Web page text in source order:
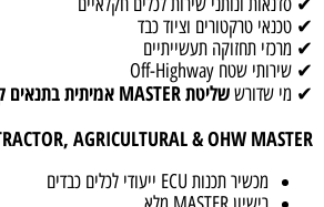
✔ טכנאי טרקטורים וציוד כבד
✔ מרכזי תחזוקה תעשייתיים
✔ שירותי שטח Off-Highway
✔ מי שדורששליטת MASTER אמיתית בתנאים קשים
AGRICULTURAL & OHW MASTER
מכשיר תכנות ECU ייעודי לכלים כבדים